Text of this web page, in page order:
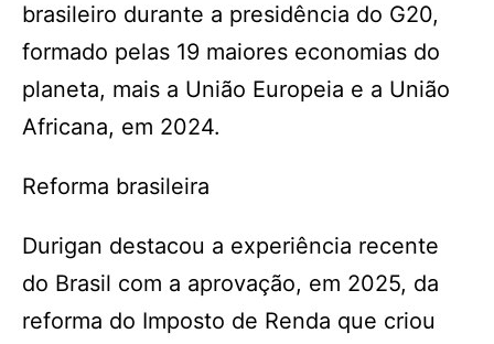
brasileiro durante a presidência do G20,
formado pelas 19 maiores economias do
planeta, mais a União Europeia e a União
Africana, em 2024.
Reforma brasileira
Durigan destacou a experiência recente
do Brasil com a aprovação, em 2025, da
reforma do Imposto de Renda que criou